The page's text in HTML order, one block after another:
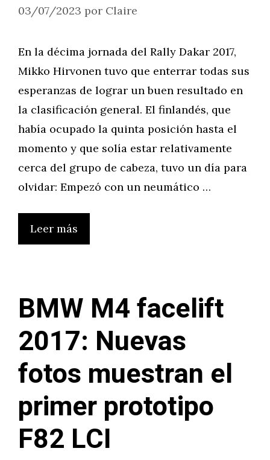
03/07/2023 por Claire
En la décima jornada del Rally Dakar 2017,
Mikko Hirvonen tuvo que enterrar todas sus
esperanzas de lograr un buen resultado en
la clasificación general. El finlandés, que
había ocupado la quinta posición hasta el
momento y que solía estar relativamente
cerca del grupo de cabeza, tuvo un día para
olvidar: Empezó con un neumático …
Leer más
BMW M4 facelift
2017: Nuevas
fotos muestran el
primer prototipo
F82 LCI